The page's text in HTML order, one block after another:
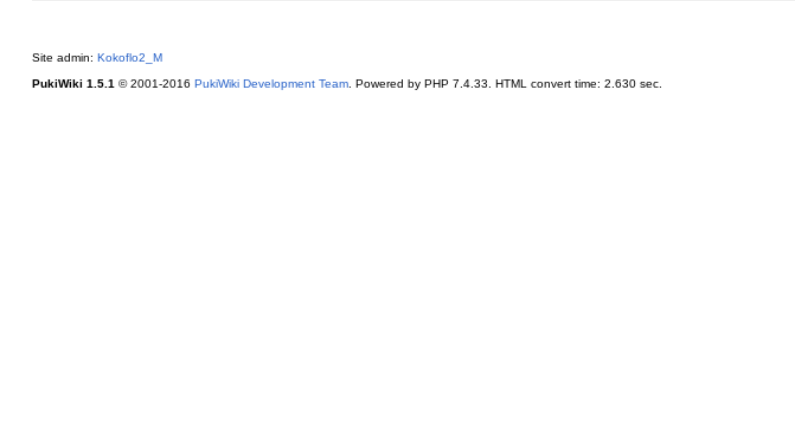
Site admin: Kokoflo2_M
PukiWiki 1.5.1 © 2001-2016 PukiWiki Development Team. Powered by PHP 7.4.33. HTML convert time: 2.630 sec.